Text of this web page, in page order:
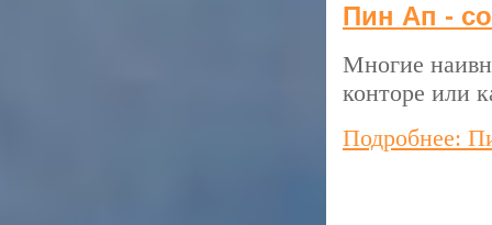
Пин Ап -
Многие
конторе или
Подробнее: